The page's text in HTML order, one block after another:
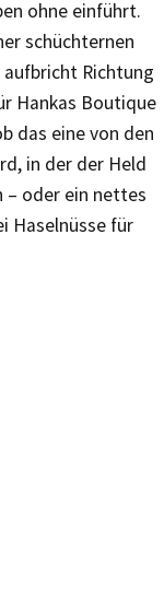
ohne einführt.
schüchternen
aufbricht Richtung
Hankas Boutique
das eine von den
in der der Held
– oder ein nettes
Haselnüsse für